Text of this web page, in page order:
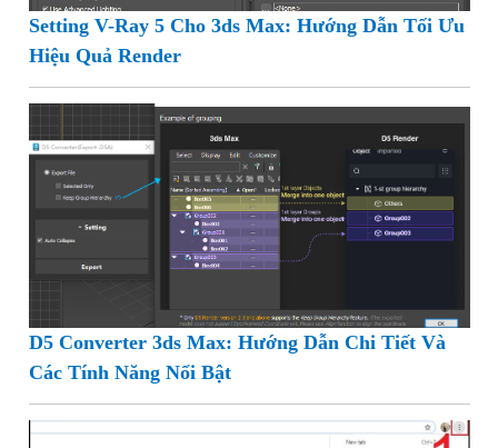
Setting V-Ray 5 Cho 3ds Max: Hướng Dẫn Tối Ưu
Hiệu Quả Render
D5 Converter 3ds Max: Hướng Dẫn Chi Tiết Và
Các Tính Năng Nổi Bật